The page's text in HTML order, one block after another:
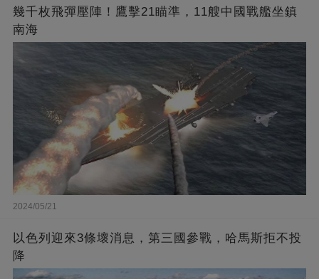
幾千枚飛彈壓陣！鷹擊21瞄準，11艘中國戰艦坐鎮
南海
2024/05/21
以色列迎來3條壞消息，第三國參戰，哈馬斯拒不投
降